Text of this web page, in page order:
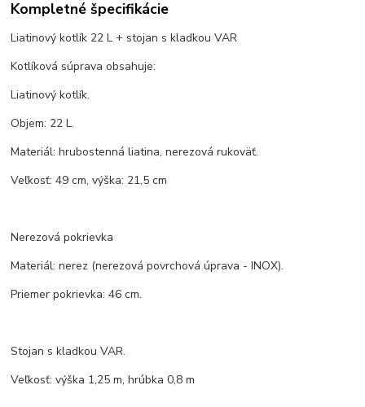
Kompletné špecifikácie
Liatinový kotlík 22 L + stojan s kladkou VAR
Kotlíková súprava obsahuje:
Liatinový kotlík.
Objem: 22 L.
Materiál: hrubostenná liatina, nerezová rukoväť.
Veľkosť: 49 cm, výška: 21,5 cm
Nerezová pokrievka
Materiál: nerez (nerezová povrchová úprava - INOX).
Priemer pokrievka: 46 cm.
Stojan s kladkou VAR.
Veľkosť: výška 1,25 m, hrúbka 0,8 m